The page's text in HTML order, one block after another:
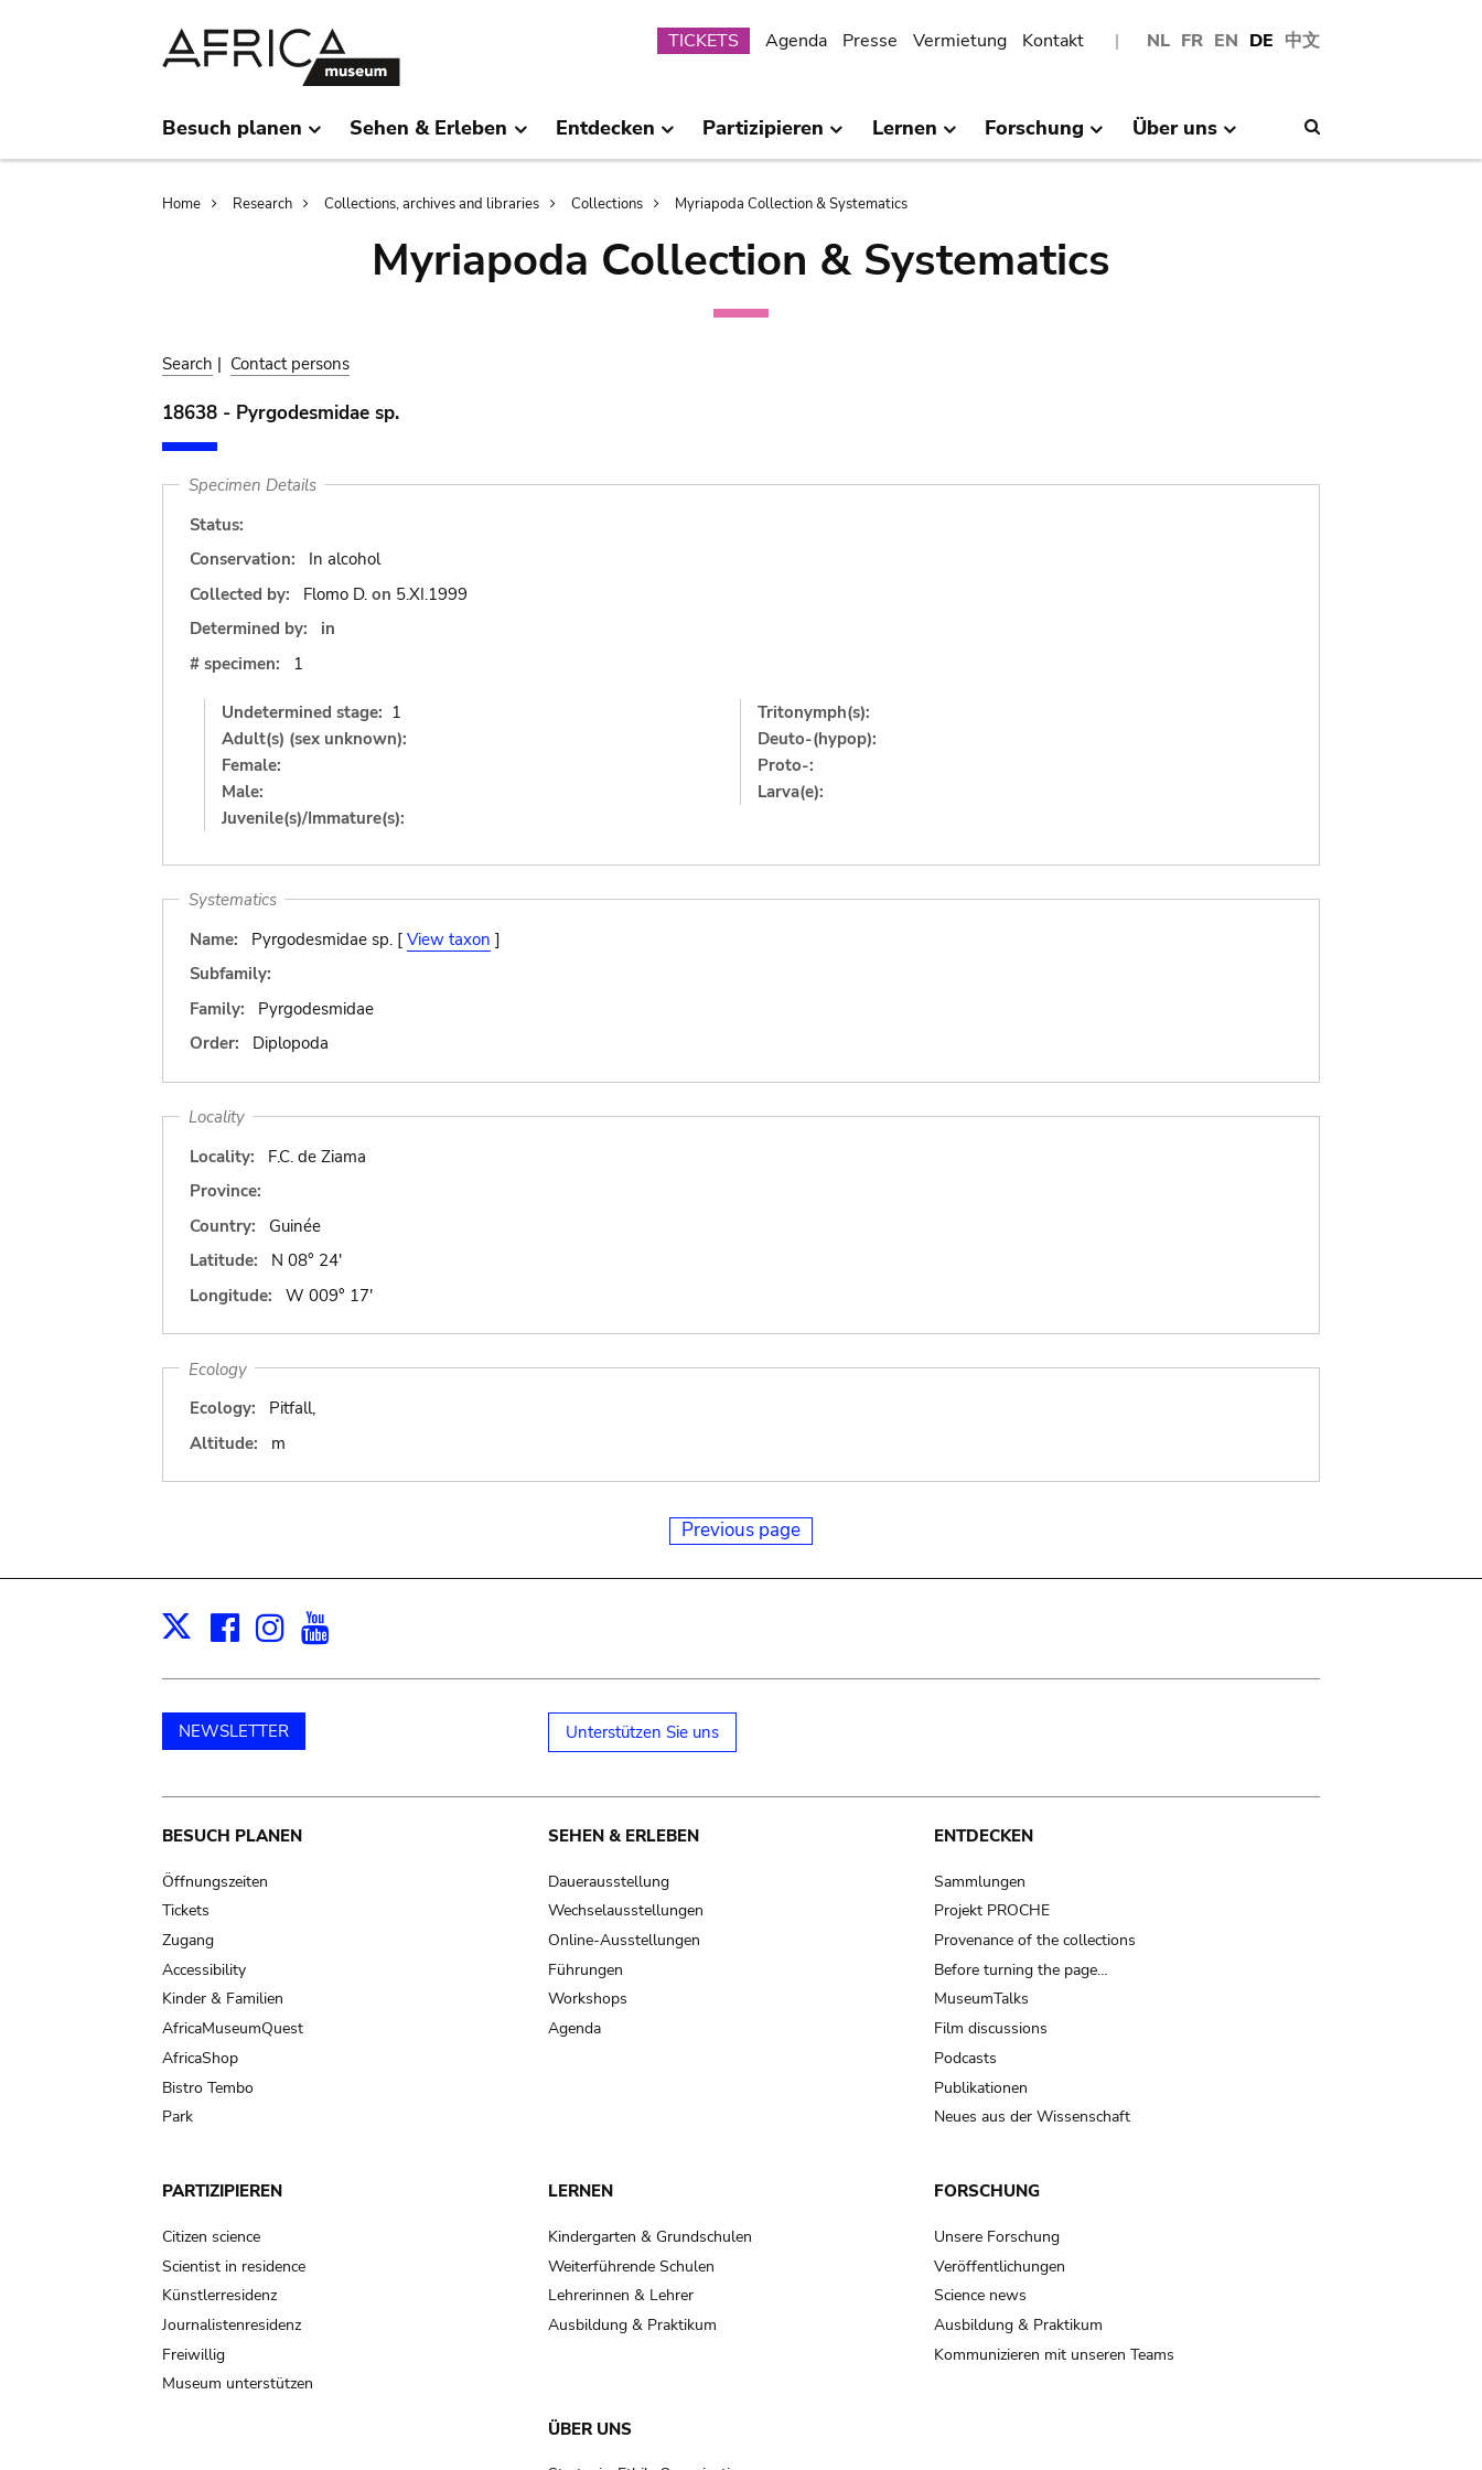
NL FR EN DE 中文
Submenu
TICKETS Agenda Presse Vermietung Kontakt
Besuch planen Sehen & Erleben Entdecken Partizipieren Lernen Forschung Über uns
Breadcrumb
Home Research Collections, archives and libraries Collections Myriapoda Collection & Systematics
Myriapoda Collection & Systematics
Search | Contact persons
18638 - Pyrgodesmidae sp.
Specimen Details
Status:
Conservation:
In alcohol
Collected by:
Flomo D. on 5.XI.1999
Determined by:
in
# specimen:
1
Undetermined stage: 1
Adult(s) (sex unknown):
Female:
Male:
Juvenile(s)/Immature(s):
Tritonymph(s):
Deuto-(hypop):
Proto-:
Larva(e):
Systematics
Name:
Pyrgodesmidae sp. [ View taxon ]
Subfamily:
Family:
Pyrgodesmidae
Order:
Diplopoda
Locality
Locality:
F.C. de Ziama
Province:
Country:
Guinée
Latitude:
N 08° 24'
Longitude:
W 009° 17'
Ecology
Ecology:
Pitfall,
Altitude:
m
Previous page
X Facebook
Instagram
NEWSLETTER Unterstützen Sie uns
Main
navigation
BESUCH PLANEN
Öffnungszeiten
Tickets
Zugang
Accessibility
Kinder & Familien
AfricaMuseumQuest
AfricaShop
Bistro Tembo
Park
SEHEN & ERLEBEN
Dauerausstellung
Wechselausstellungen
Online-Ausstellungen
Führungen
Workshops
Agenda
ENTDECKEN
Sammlungen
Projekt PROCHE
Provenance of the collections
Before turning the page…
MuseumTalks
Film discussions
Podcasts
Publikationen
Neues aus der Wissenschaft
PARTIZIPIEREN
Citizen science
Scientist in residence
Künstlerresidenz
Journalistenresidenz
Freiwillig
Museum unterstützen
LERNEN
Kindergarten & Grundschulen
Weiterführende Schulen
Lehrerinnen & Lehrer
Ausbildung & Praktikum
FORSCHUNG
Unsere Forschung
Veröffentlichungen
Science news
Ausbildung & Praktikum
Kommunizieren mit unseren Teams
ÜBER UNS